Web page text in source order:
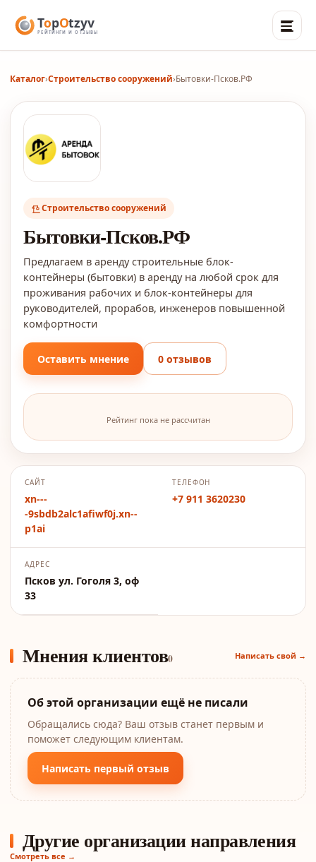
Каталог›Строительство сооружений›Бытовки-Псков.РФ
Строительство сооружений
Бытовки-Псков.РФ
Предлагаем в аренду строительные блок-
контейнеры (бытовки) в аренду на любой срок для
проживания рабочих и блок-контейнеры для
руководителей, прорабов, инженеров повышенной
комфортности
Оставить мнение 0 отзывов
Рейтинг пока не рассчитан
САЙТ
xn---
-9sbdb2alc1afiwf0j.xn--
p1ai
ТЕЛЕФОН
+7 911 3620230
АДРЕС
Псков ул. Гоголя 3, оф
33
Мнения клиентов0 Написать свой →
Об этой организации ещё не писали
Обращались сюда? Ваш отзыв станет первым и
поможет следующим клиентам.
Написать первый отзыв
Другие организации направления
Смотреть все →